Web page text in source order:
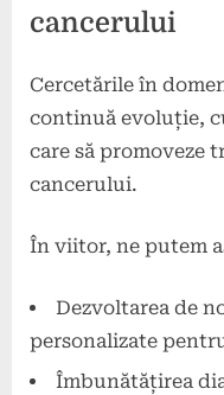
cancerului
Cercetările în
continuă evoluție,
care să promoveze
cancerului.
În viitor, ne putem
Dezvoltarea de
personalizate
Îmbunătățirea